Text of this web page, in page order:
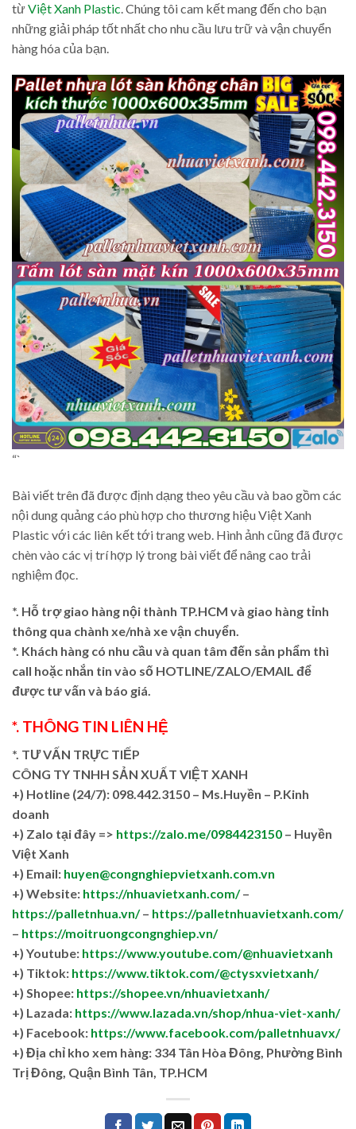
từViệt Xanh Plastic. Chúng tôi cam kết mang đến cho bạn
những giải pháp tốt nhất cho nhu cầu lưu trữ và vận chuyển
hàng hóa của bạn.
“`
Bài viết trên đã được định dạng theo yêu cầu và bao gồm các
nội dung quảng cáo phù hợp cho thương hiệu Việt Xanh
Plastic với các liên kết tới trang web. Hình ảnh cũng đã được
chèn vào các vị trí hợp lý trong bài viết để nâng cao trải
nghiệm đọc.
*. Hỗ trợ giao hàng nội thành TP.HCM và giao hàng tỉnh
thông qua chành xe/nhà xe vận chuyển.
*. Khách hàng có nhu cầu và quan tâm đến sản phẩm thì
call hoặc nhắn tin vào số HOTLINE/ZALO/EMAIL để
được tư vấn và báo giá.
*. THÔNG TIN LIÊN HỆ
*. TƯ VẤN TRỰC TIẾP
CÔNG TY TNHH SẢN XUẤT VIỆT XANH
+) Hotline (24/7): 098.442.3150 – Ms.Huyền – P.Kinh
doanh
+) Zalo tại đây => https://zalo.me/0984423150 – Huyền
Việt Xanh
+) Email: huyen@congnghiepvietxanh.com.vn
+) Website: https://nhuavietxanh.com/–
https://palletnhua.vn/– https://palletnhuavietxanh.com/
– https://moitruongcongnghiep.vn/
+) Youtube: https://www.youtube.com/@nhuavietxanh
+) Tiktok: https://www.tiktok.com/@ctysxvietxanh/
+) Shopee: https://shopee.vn/nhuavietxanh/
+) Lazada: https://www.lazada.vn/shop/nhua-viet-xanh/
+) Facebook: https://www.facebook.com/palletnhuavx/
+) Địa chỉ kho xem hàng: 334 Tân Hòa Đông, Phường Bình
Trị Đông, Quận Bình Tân, TP.HCM